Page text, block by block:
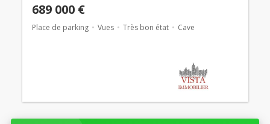
689 000 €
Place de parking Vues Très bon état Cave